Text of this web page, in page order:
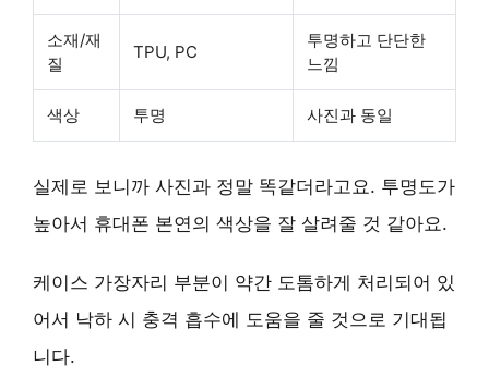
소재/재
질
TPU, PC
투명하고 단단한
느낌
색상 투명 사진과 동일
실제로 보니까 사진과 정말 똑같더라고요. 투명도가
높아서 휴대폰 본연의 색상을 잘 살려줄 것 같아요.
케이스 가장자리 부분이 약간 도톰하게 처리되어 있
어서 낙하 시 충격 흡수에 도움을 줄 것으로 기대됩
니다.